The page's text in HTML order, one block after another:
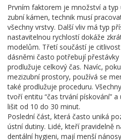
Prvním faktorem je množství a
zubní kámen, technik musí
všechny vrstvy. Další vliv má typ
nastavitelnou rychlostí dokáže
modelům. Třetí součástí je
dásněmi často potřebují
prodlužuje celkový čas. Navíc,
mezizubní prostory, používá se
také prodlužuje proceduru.
tvoří entitu “čas trvání pískování”
lišit od 10 do 30 minut.
Poslední část, která často uniká
ústní dutiny. Lidé, kteří pravidelně
dentální hygieni, mají menší